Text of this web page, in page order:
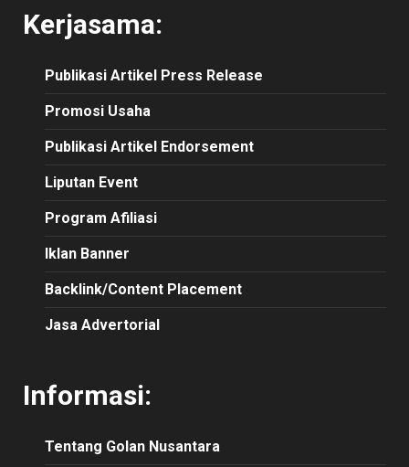
Kerjasama:
Publikasi Artikel Press Release
Promosi Usaha
Publikasi Artikel Endorsement
Liputan Event
Program Afiliasi
Iklan Banner
Backlink/Content Placement
Jasa Advertorial
Informasi:
Tentang Golan Nusantara